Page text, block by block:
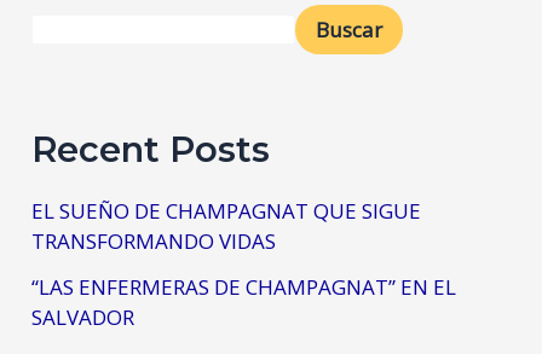
Buscar
Recent Posts
EL SUEÑO DE CHAMPAGNAT QUE SIGUE
TRANSFORMANDO VIDAS
“LAS ENFERMERAS DE CHAMPAGNAT” EN EL
SALVADOR